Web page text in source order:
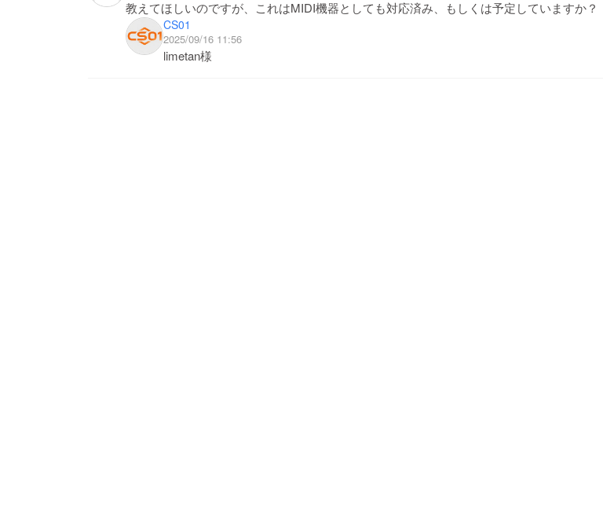
教えてほしいのですが、これはMIDI機器としても対応済み、もしくは予定していますか？
CS01
2025/09/16 11:56
limetan様